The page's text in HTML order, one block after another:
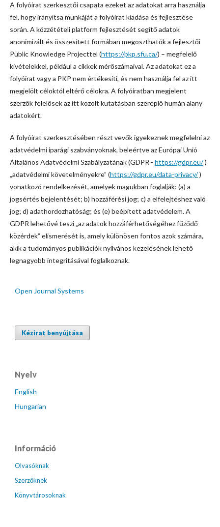
A folyóirat szerkesztői csapata ezeket az adatokat arra használja
fel, hogy irányítsa munkáját a folyóirat kiadása és fejlesztése
során. A közzétételi platform fejlesztését segítő adatok
anonimizált és összesített formában megoszthatók a fejlesztői
Public Knowledge Projecttel (https://pkp.sfu.ca/) – megfelelő
kivételekkel, például a cikkek mérőszámaival. Az adatokat ez a
folyóirat vagy a PKP nem értékesíti, és nem használja fel az itt
megjelölt céloktól eltérő célokra. A folyóiratban megjelent
szerzők felelősek az itt közölt kutatásban szereplő humán alany
adatokért.
A folyóirat szerkesztésében részt vevők igyekeznek megfelelni az
adatvédelmi iparági szabványoknak, beleértve az Európai Unió
Általános Adatvédelmi Szabályzatának (GDPR - https://gdpr.eu/)
„adatvédelmi követelményekre” (https://gdpr.eu/data-privacy/)
vonatkozó rendelkezését, amelyek magukban foglalják: (a) a
jogsértés bejelentését; b) hozzáférési jog; c) a elfelejtéshez való
jog; d) adathordozhatóság; és (e) beépített adatvédelem. A
GDPR lehetővé teszi „az adatok hozzáférhetőségéhez fűződő
közérdek” elismerését is, amely különösen fontos azok számára,
akik a tudományos publikációk nyilvános kezelésének lehető
legnagyobb integritásával foglalkoznak.
Open Journal Systems
Kézirat benyújtása
Nyelv
English
Hungarian
Információ
Olvasóknak
Szerzőknek
Könyvtárosoknak